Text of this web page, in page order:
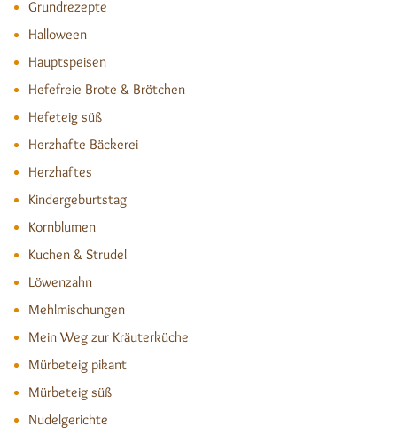
Grundrezepte
Halloween
Hauptspeisen
Hefefreie Brote & Brötchen
Hefeteig süß
Herzhafte Bäckerei
Herzhaftes
Kindergeburtstag
Kornblumen
Kuchen & Strudel
Löwenzahn
Mehlmischungen
Mein Weg zur Kräuterküche
Mürbeteig pikant
Mürbeteig süß
Nudelgerichte